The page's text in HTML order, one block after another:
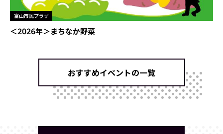
富山市民プラザ
＜2026年＞まちなか野菜
おすすめイベントの一覧